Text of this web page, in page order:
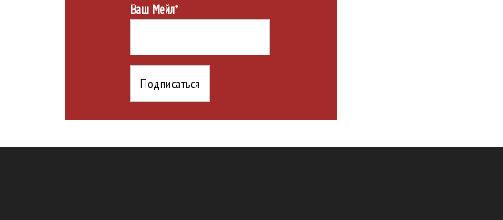
Ваш Мейл*